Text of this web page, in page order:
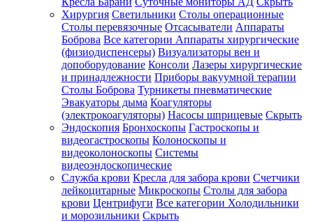
Хирургия Светильники Столы операционные
Столы перевязочные Отсасыватели Аппараты
Боброва Все категории Аппараты хирургические
(физиодиспенсеры) Визуализаторы вен и
допоборудование Консоли Лазеры хирургические
и принадлежности Приборы вакуумной терапии
Столы Боброва Турникеты пневматические
Эвакуаторы дыма Коагуляторы
(электрокоагуляторы) Насосы шприцевые Скрыть
Эндоскопия Бронхоскопы Гастроскопы и
видеогастроскопы Колоноскопы и
видеоколоноскопы Системы
видеоэндоскопические
Служба крови Кресла для забора крови Счетчики
лейкоцитарные Микроскопы Столы для забора
крови Центрифуги Все категории Холодильники
и морозильники Скрыть